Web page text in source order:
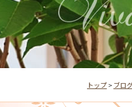
トップ>ブロ